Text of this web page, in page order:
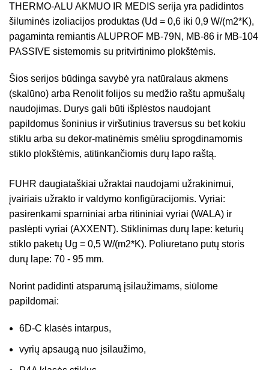
THERMO-ALU AKMUO IR MEDIS serija yra padidintos
šiluminės izoliacijos produktas (Ud = 0,6 iki 0,9 W/(m2*K),
pagaminta remiantis ALUPROF MB-79N, MB-86 ir MB-104
PASSIVE sistemomis su pritvirtinimo plokštėmis.
Šios serijos būdinga savybė yra natūralaus akmens
(skalūno) arba Renolit folijos su medžio raštu apmušalų
naudojimas. Durys gali būti išplėstos naudojant
papildomus šoninius ir viršutinius traversus su bet kokiu
stiklu arba su dekor-matinėmis smėliu sprogdinamomis
stiklo plokštėmis, atitinkančiomis durų lapo raštą.
FUHR daugiataškiai užraktai naudojami užrakinimui,
įvairiais užrakto ir valdymo konfigūracijomis. Vyriai:
pasirenkami sparniniai arba ritininiai vyriai (WALA) ir
paslėpti vyriai (AXXENT). Stiklinimas durų lape: keturių
stiklo paketų Ug = 0,5 W/(m2*K). Poliuretano putų storis
durų lape: 70 - 95 mm.
Norint padidinti atsparumą įsilaužimams, siūlome
papildomai:
6D-C klasės intarpus,
vyrių apsaugą nuo įsilaužimo,